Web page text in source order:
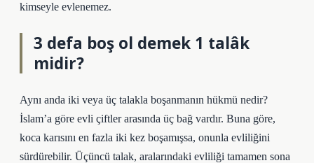
kimseyle evlenemez.
3 defa boş ol demek 1 talâk
midir?
Aynı anda iki veya üç talakla boşanmanın hükmü nedir?
İslam’a göre evli çiftler arasında üç bağ vardır. Buna göre,
koca karısını en fazla iki kez boşamışsa, onunla evliliğini
sürdürebilir. Üçüncü talak, aralarındaki evliliği tamamen sona